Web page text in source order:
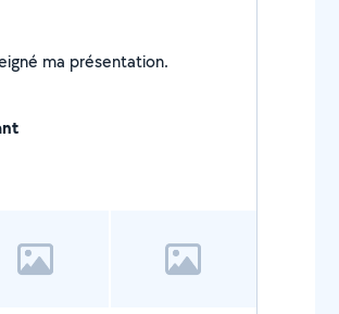
Je n'ai pas encore renseigné ma présentation.